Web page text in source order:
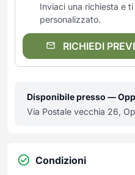
Inviaci una richiesta e
personalizzato.
RICHIEDI
Disponibile presso —
Via Postale vecchia 26,
Condizioni